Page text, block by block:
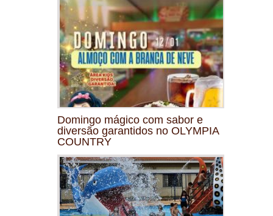
Domingo mágico com sabor e
diversão garantidos no OLYMPIA
COUNTRY